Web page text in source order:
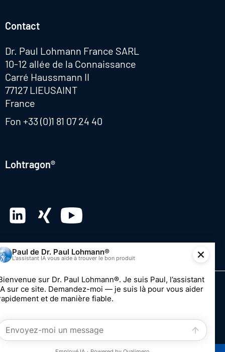
Contact
Dr. Paul Lohmann France SARL
10-12 allée de la Connaissance
Carré Haussmann II
77127 LIEUSAINT
France
Fon +33 (0)1 81 07 24 40
Lohtragon®
© 2026 Dr. Paul Lohmann GmbH & Co. KGaA
Impression
Vie privée
Système de dénonciation